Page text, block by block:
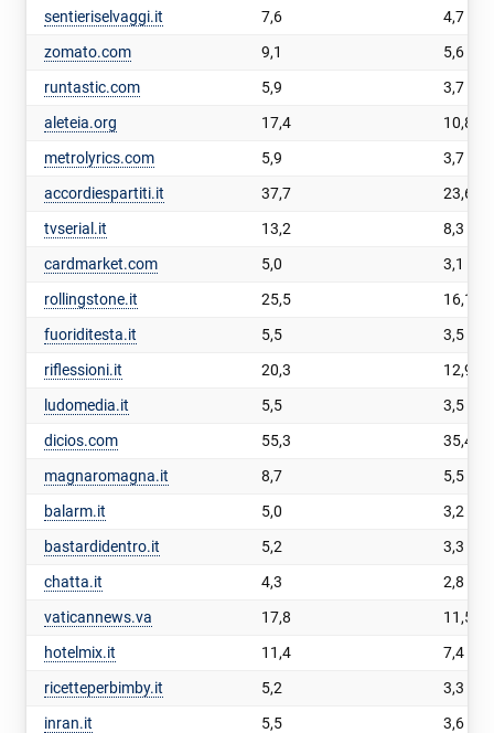
sentieriselvaggi.it
7,6
4,7
zomato.com
9,1
5,6
runtastic.com
5,9
3,7
aleteia.org
17,4
10,8
metrolyrics.com
5,9
3,7
accordiespartiti.it
37,7
23,6
tvserial.it
13,2
8,3
cardmarket.com
5,0
3,1
rollingstone.it
25,5
16,1
fuoriditesta.it
5,5
3,5
riflessioni.it
20,3
12,9
ludomedia.it
5,5
3,5
dicios.com
55,3
35,4
magnaromagna.it
8,7
5,5
balarm.it
5,0
3,2
bastardidentro.it
5,2
3,3
chatta.it
4,3
2,8
vaticannews.va
17,8
11,5
hotelmix.it
11,4
7,4
ricetteperbimby.it
5,2
3,3
inran.it
5,5 3,6